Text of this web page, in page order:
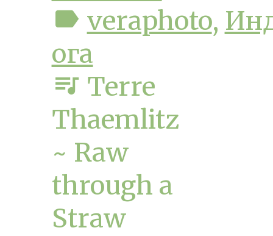
label veraphoto,
ога
queue_music Terre
Thaemlitz
~ Raw
through a
Straw